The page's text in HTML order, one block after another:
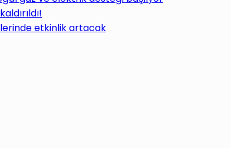
etkinlik artacak